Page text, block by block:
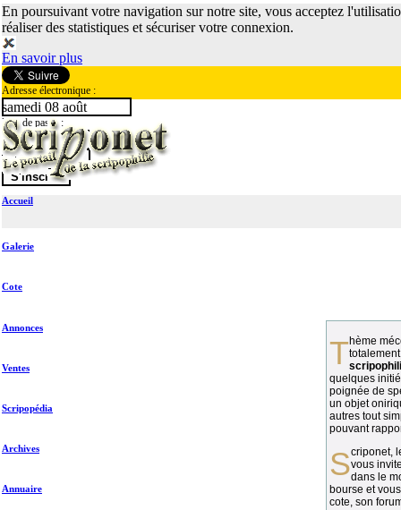
En poursuivant votre navigation sur notre site, vous acceptez
réaliser des statistiques et sécuriser votre connexion.
En savoir plus
Adresse électronique :
Mot de passe :
samedi 08 août
Accueil
Galerie
Cote
Annonces
Ventes
Scripopédia
Archives
Annuaire
Thème méconnu des collectionneurs et
quelques
poignée de
un objet
autres tout
pouvant
vous
dans le
bourse et
cote, son